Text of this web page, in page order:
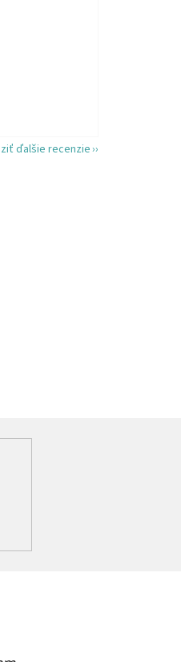
ďalšie recenzie